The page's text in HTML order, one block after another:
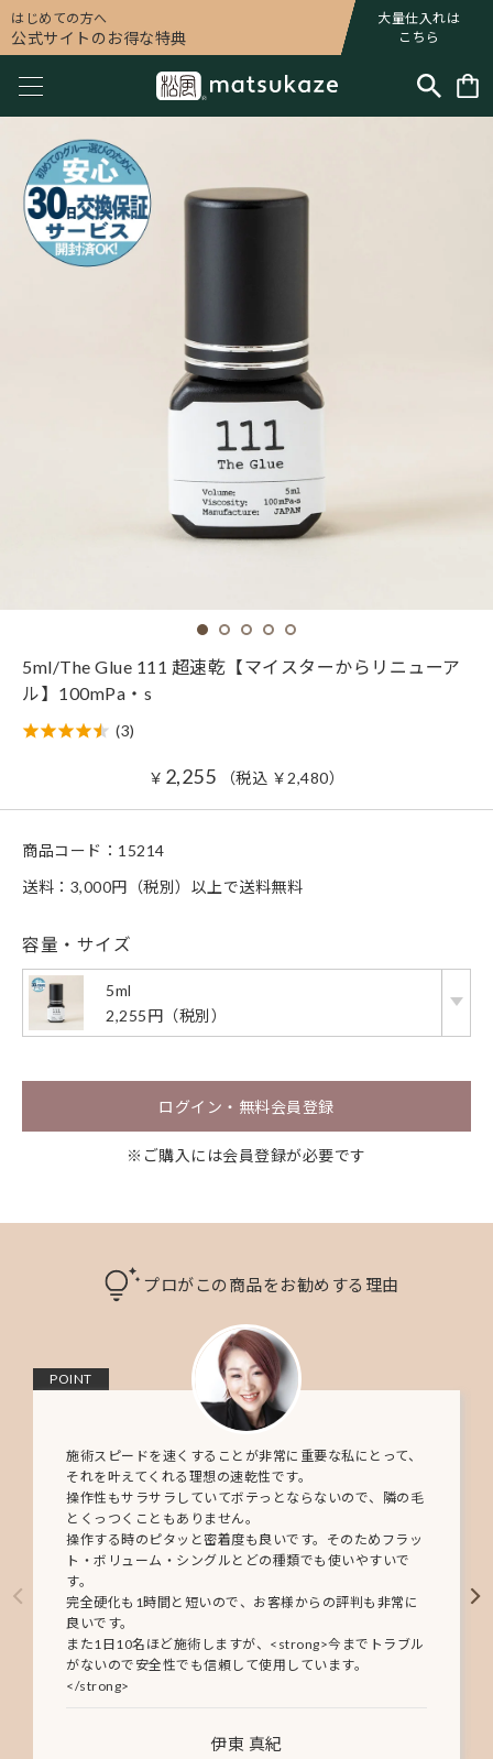
はじめての方へ
公式サイトのお得な特典
大量仕入れは
こちら
5ml/The Glue 111 超速乾【マイスターからリニューア
ル】100mPa・s
(3)
￥ 2,255 （税込 ￥ 2,480）
商品コード： 15214
送料：3,000円（税別）以上で送料無料
容量・サイズ
5ml
2,255円（税別）
ログイン・無料会員登録
※ご購入には会員登録が必要です
プロがこの商品をお勧めする理由
POINT
施術スピードを速くすることが非常に重要な私にとって、
それを叶えてくれる理想の速乾性です。
操作性もサラサラしていてボテっとならないので、隣の毛
とくっつくこともありません。
操作する時のピタッと密着度も良いです。そのためフラッ
ト・ボリューム・シングルとどの種類でも使いやすいで
す。
完全硬化も1時間と短いので、お客様からの評判も非常に
良いです。
また1日10名ほど施術しますが、<strong>今までトラブル
がないので安全性でも信頼して使用しています。
</strong>
伊東 真紀